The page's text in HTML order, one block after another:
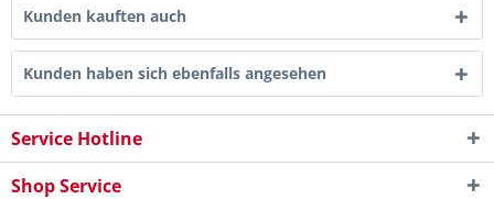
Kunden kauften auch
Kunden haben sich ebenfalls angesehen
Service Hotline
Shop Service